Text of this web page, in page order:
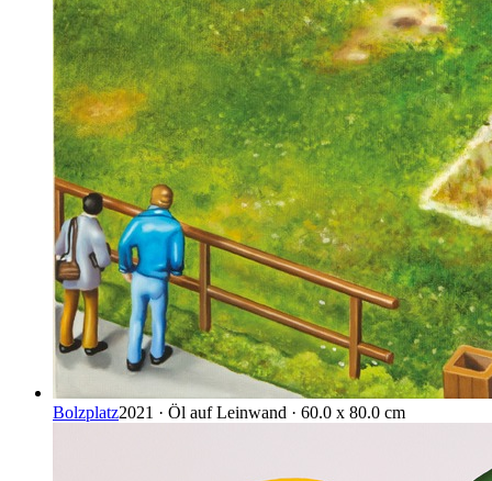
Bolzplatz2021 · Öl auf Leinwand · 60.0 x 80.0 cm